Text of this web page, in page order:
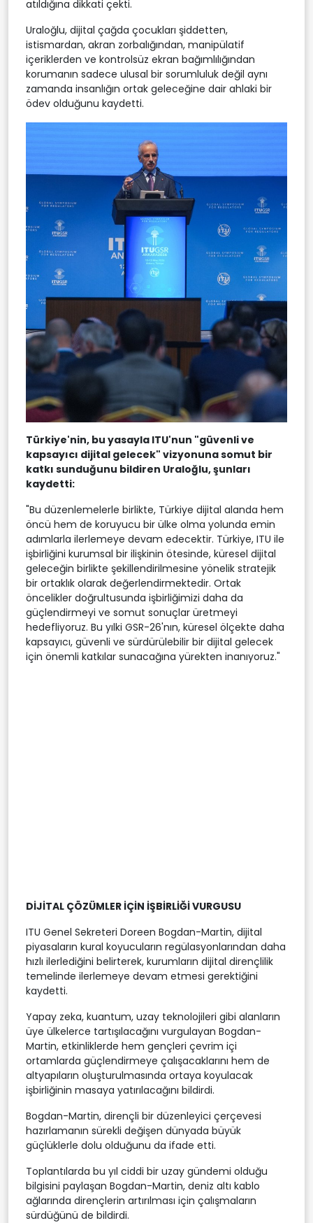
atıldığına dikkati çekti.
Uraloğlu, dijital çağda çocukları şiddetten,
istismardan, akran zorbalığından, manipülatif
içeriklerden ve kontrolsüz ekran bağımlılığından
korumanın sadece ulusal bir sorumluluk değil aynı
zamanda insanlığın ortak geleceğine dair ahlaki bir
ödev olduğunu kaydetti.
Türkiye'nin, bu yasayla ITU'nun "güvenli ve
kapsayıcı dijital gelecek" vizyonuna somut bir
katkı sunduğunu bildiren Uraloğlu, şunları
kaydetti:
"Bu düzenlemelerle birlikte, Türkiye dijital alanda hem
öncü hem de koruyucu bir ülke olma yolunda emin
adımlarla ilerlemeye devam edecektir. Türkiye, ITU ile
işbirliğini kurumsal bir ilişkinin ötesinde, küresel dijital
geleceğin birlikte şekillendirilmesine yönelik stratejik
bir ortaklık olarak değerlendirmektedir. Ortak
öncelikler doğrultusunda işbirliğimizi daha da
güçlendirmeyi ve somut sonuçlar üretmeyi
hedefliyoruz. Bu yılki GSR-26'nın, küresel ölçekte daha
kapsayıcı, güvenli ve sürdürülebilir bir dijital gelecek
için önemli katkılar sunacağına yürekten inanıyoruz."
DİJİTAL ÇÖZÜMLER İÇİN İŞBİRLİĞİ VURGUSU
ITU Genel Sekreteri Doreen Bogdan-Martin, dijital
piyasaların kural koyucuların regülasyonlarından daha
hızlı ilerlediğini belirterek, kurumların dijital dirençlilik
temelinde ilerlemeye devam etmesi gerektiğini
kaydetti.
Yapay zeka, kuantum, uzay teknolojileri gibi alanların
üye ülkelerce tartışılacağını vurgulayan Bogdan-
Martin, etkinliklerde hem gençleri çevrim içi
ortamlarda güçlendirmeye çalışacaklarını hem de
altyapıların oluşturulmasında ortaya koyulacak
işbirliğinin masaya yatırılacağını bildirdi.
Bogdan-Martin, dirençli bir düzenleyici çerçevesi
hazırlamanın sürekli değişen dünyada büyük
güçlüklerle dolu olduğunu da ifade etti.
Toplantılarda bu yıl ciddi bir uzay gündemi olduğu
bilgisini paylaşan Bogdan-Martin, deniz altı kablo
ağlarında dirençlerin artırılması için çalışmaların
sürdüğünü de bildirdi.